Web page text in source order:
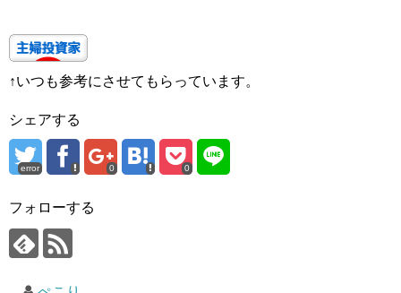
↑いつも参考にさせてもらっています。
シェアする
error 0 0
フォローする